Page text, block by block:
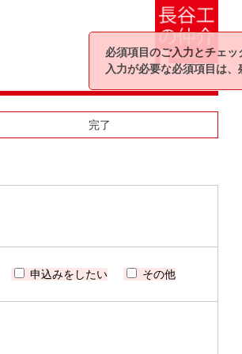
完了
申込みをしたい その他
必須項目のご入力とチェッ
入力が必要な必須項目は、